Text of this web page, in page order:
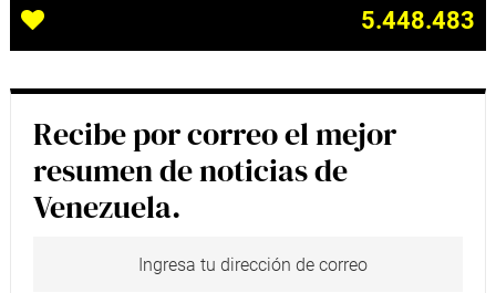
5.448.483
Recibe por correo el mejor
resumen de noticias de
Venezuela.